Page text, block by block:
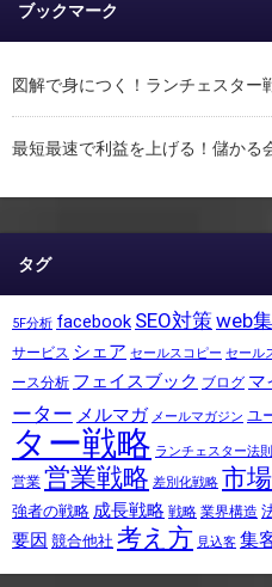
ブックマーク
図解で身につく！ランチェスター
最短最速で利益を上げる！儲かる
タグ
5F分析 facebook SEO対策 web
サービス シェア セールスコピー セール
ース分析 フェイスブック ブログ マ
ーター メルマガ メールマガジン ユ
ター戦略 ランチェスター法則
営業 営業戦略 差別化戦略 市
強者の戦略 成長戦略 戦略 業界構造
要因 競合他社 考え方 見込客 集